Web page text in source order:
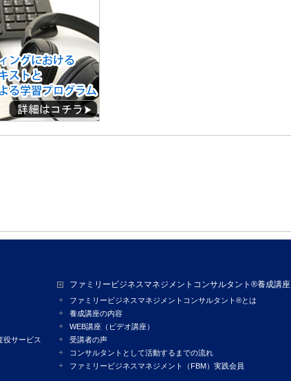
役サービス
ファミリービジネスマネジメントコンサルタント®養成講座
ファミリービジネスマネジメントコンサルタント®とは
養成講座の内容
WEB講座（ビデオ講座）
受講者の声
コンサルタントとして活動するまでの流れ
ファミリービジネスマネジメント（FBM）実践会員